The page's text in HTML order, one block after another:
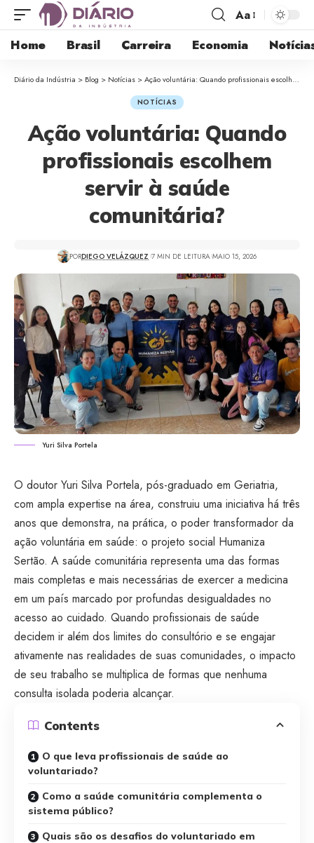
Aa
Home Brasil Carreira Economia
Diário da Indústria > Blog > Notícias >Ação voluntária: Quando profissionais escolhem servir à saúde comunitária?
NOTÍCIAS
Ação voluntária: Quando
profissionais escolhem
servir à saúde
comunitária?
PORDIEGO VELÁZQUEZ 7 MIN DE LEITURA MAIO 15, 2026
Yuri Silva Portela
O doutor Yuri Silva Portela, pós-graduado em Geriatria,
com ampla expertise na área, construiu uma iniciativa há três
anos que demonstra, na prática, o poder transformador da
ação voluntária em saúde: o projeto social Humaniza
Sertão. A saúde comunitária representa uma das formas
mais completas e mais necessárias de exercer a medicina
em um país marcado por profundas desigualdades no
acesso ao cuidado. Quando profissionais de saúde
decidem ir além dos limites do consultório e se engajar
ativamente nas realidades de suas comunidades, o impacto
de seu trabalho se multiplica de formas que nenhuma
consulta isolada poderia alcançar.
Contents
O que leva profissionais de saúde ao
voluntariado?
Como a saúde comunitária complementa o
sistema público?
Quais são os desafios do voluntariado em